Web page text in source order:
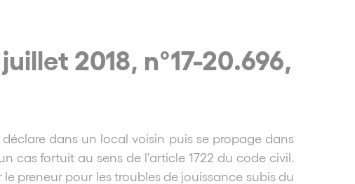
2018, n°17-20.696,
déclare dans un local voisin puis se propage dans
cas fortuit au sens de l’article 1722 du code civil.
le preneur pour les troubles de jouissance subis du